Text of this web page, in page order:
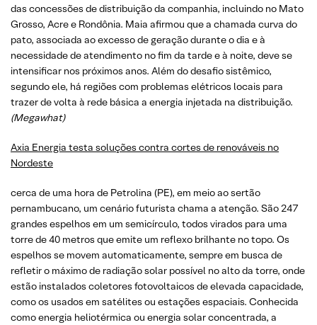
das concessões de distribuição da companhia, incluindo no Mato
Grosso, Acre e Rondônia. Maia afirmou que a chamada curva do
pato, associada ao excesso de geração durante o dia e à
necessidade de atendimento no fim da tarde e à noite, deve se
intensificar nos próximos anos. Além do desafio sistêmico,
segundo ele, há regiões com problemas elétricos locais para
trazer de volta à rede básica a energia injetada na distribuição.
(Megawhat)
Axia Energia testa soluções contra cortes de renováveis no
Nordeste
cerca de uma hora de Petrolina (PE), em meio ao sertão
pernambucano, um cenário futurista chama a atenção. São 247
grandes espelhos em um semicírculo, todos virados para uma
torre de 40 metros que emite um reflexo brilhante no topo. Os
espelhos se movem automaticamente, sempre em busca de
refletir o máximo de radiação solar possível no alto da torre, onde
estão instalados coletores fotovoltaicos de elevada capacidade,
como os usados em satélites ou estações espaciais. Conhecida
como energia heliotérmica ou energia solar concentrada, a